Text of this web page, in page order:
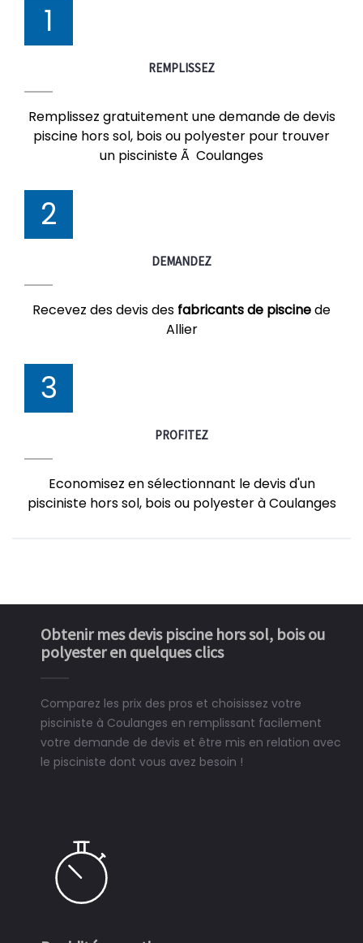
1
REMPLISSEZ
Remplissez gratuitement une demande de devis
piscine hors sol, bois ou polyester pour trouver
un pisciniste Ã Coulanges
2
DEMANDEZ
Recevez des devis des fabricants de piscinede
Allier
3
PROFITEZ
Economisez en sélectionnant le devis d'un
pisciniste hors sol, bois ou polyester à Coulanges
Obtenir mes devis piscine hors sol, bois ou
polyester en quelques clics
Comparez les prix des pros et choisissez votre
pisciniste à Coulanges en remplissant facilement
votre demande de devis et être mis en relation avec
le pisciniste dont vous avez besoin !